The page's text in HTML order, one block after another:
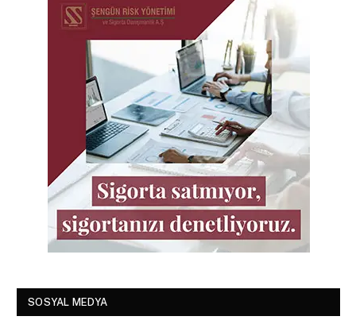
SOSYAL MEDYA